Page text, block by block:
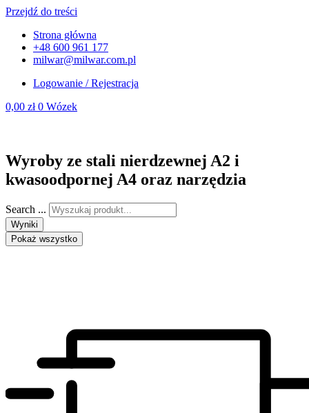
Przejdź do treści
Strona główna
+48 600 961 177
milwar@milwar.com.pl
Logowanie / Rejestracja
0,00 zł 0 Wózek
Wyroby ze stali nierdzewnej A2 i
kwasoodpornej A4 oraz narzędzia
Search ...
Wyniki
Pokaż wszystko